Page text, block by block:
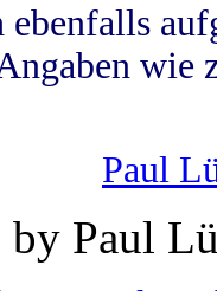
wie
Paul
Paul